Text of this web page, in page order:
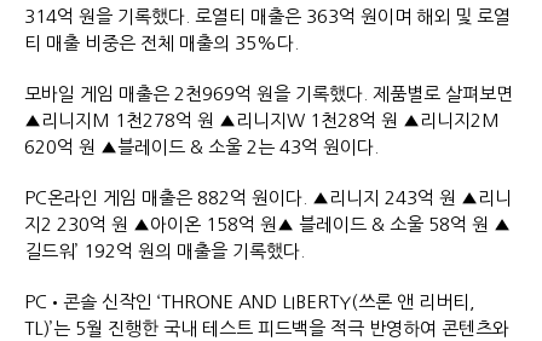
314억 원을 기록했다. 로열티 매출은 363억 원이며 해외 및 로열
티 매출 비중은 전체 매출의 35%다.
모바일 게임 매출은 2천969억 원을 기록했다. 제품별로 살펴보면
▲리니지M 1천278억 원 ▲리니지W 1천28억 원 ▲리니지2M
620억 원 ▲블레이드 & 소울 2는 43억 원이다.
PC온라인 게임 매출은 882억 원이다. ▲리니지 243억 원 ▲리니
지2 230억 원 ▲아이온 158억 원▲ 블레이드 & 소울 58억 원 ▲
길드워’ 192억 원의 매출을 기록했다.
PC•콘솔 신작인 ‘THRONE AND LIBERTY(쓰론 앤 리버티,
TL)’는 5월 진행한 국내 테스트 피드백을 적극 반영하여 콘텐츠와